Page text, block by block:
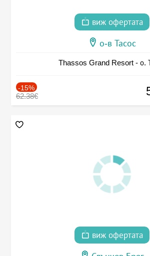
виж офертата
о-в Тасос
Thassos Grand Resort - о.
-15%
62.38€
виж офертата